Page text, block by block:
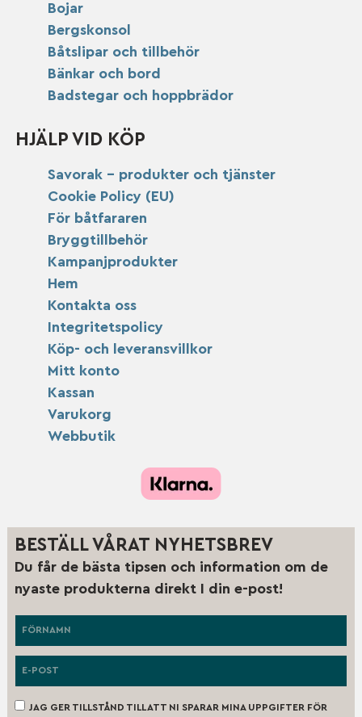
Bojar
Bergskonsol
Båtslipar och tillbehör
Bänkar och bord
Badstegar och hoppbrädor
HJÄLP VID KÖP
Savorak – produkter och tjänster
Cookie Policy (EU)
För båtfararen
Bryggtillbehör
Kampanjprodukter
Hem
Kontakta oss
Integritetspolicy
Köp- och leveransvillkor
Mitt konto
Kassan
Varukorg
Webbutik
BESTÄLL VÅRAT NYHETSBREV
Du får de bästa tipsen och information om de
nyaste produkterna direkt I din e-post!
JAG GER TILLSTÅND TILL ATT NI SPARAR MINA UPPGIFTER FÖR